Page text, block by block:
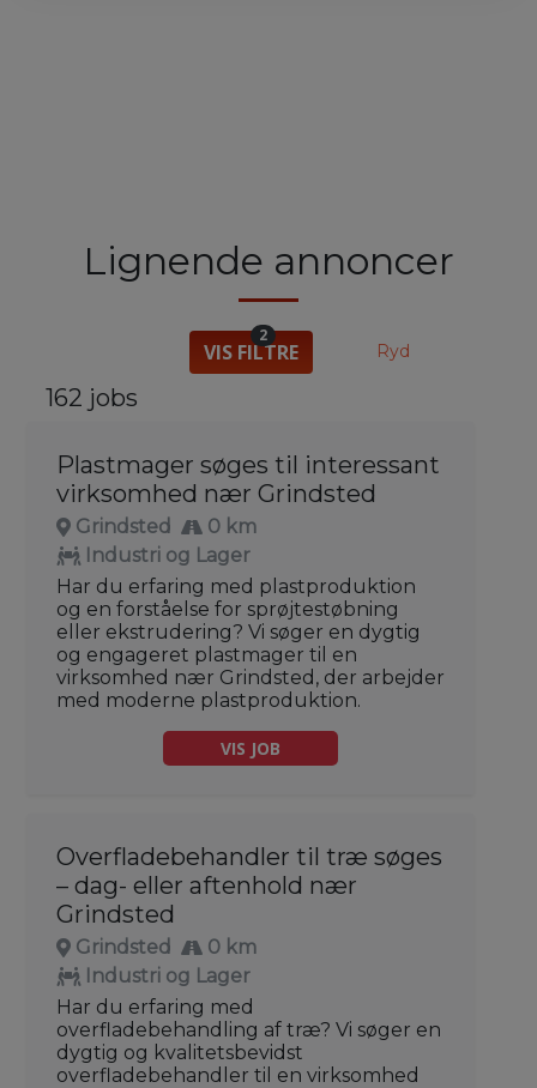
Lignende annoncer
VIS FILTRE
2
Ryd
162 jobs
Plastmager søges til interessant
virksomhed nær Grindsted
Grindsted
0 km
Industri og Lager
Har du erfaring med plastproduktion
og en forståelse for sprøjtestøbning
eller ekstrudering? Vi søger en dygtig
og engageret plastmager til en
virksomhed nær Grindsted, der arbejder
med moderne plastproduktion.
VIS JOB
Overfladebehandler til træ søges
– dag- eller aftenhold nær
Grindsted
Grindsted
0 km
Industri og Lager
Har du erfaring med
overfladebehandling af træ? Vi søger en
dygtig og kvalitetsbevidst
overfladebehandler til en virksomhed